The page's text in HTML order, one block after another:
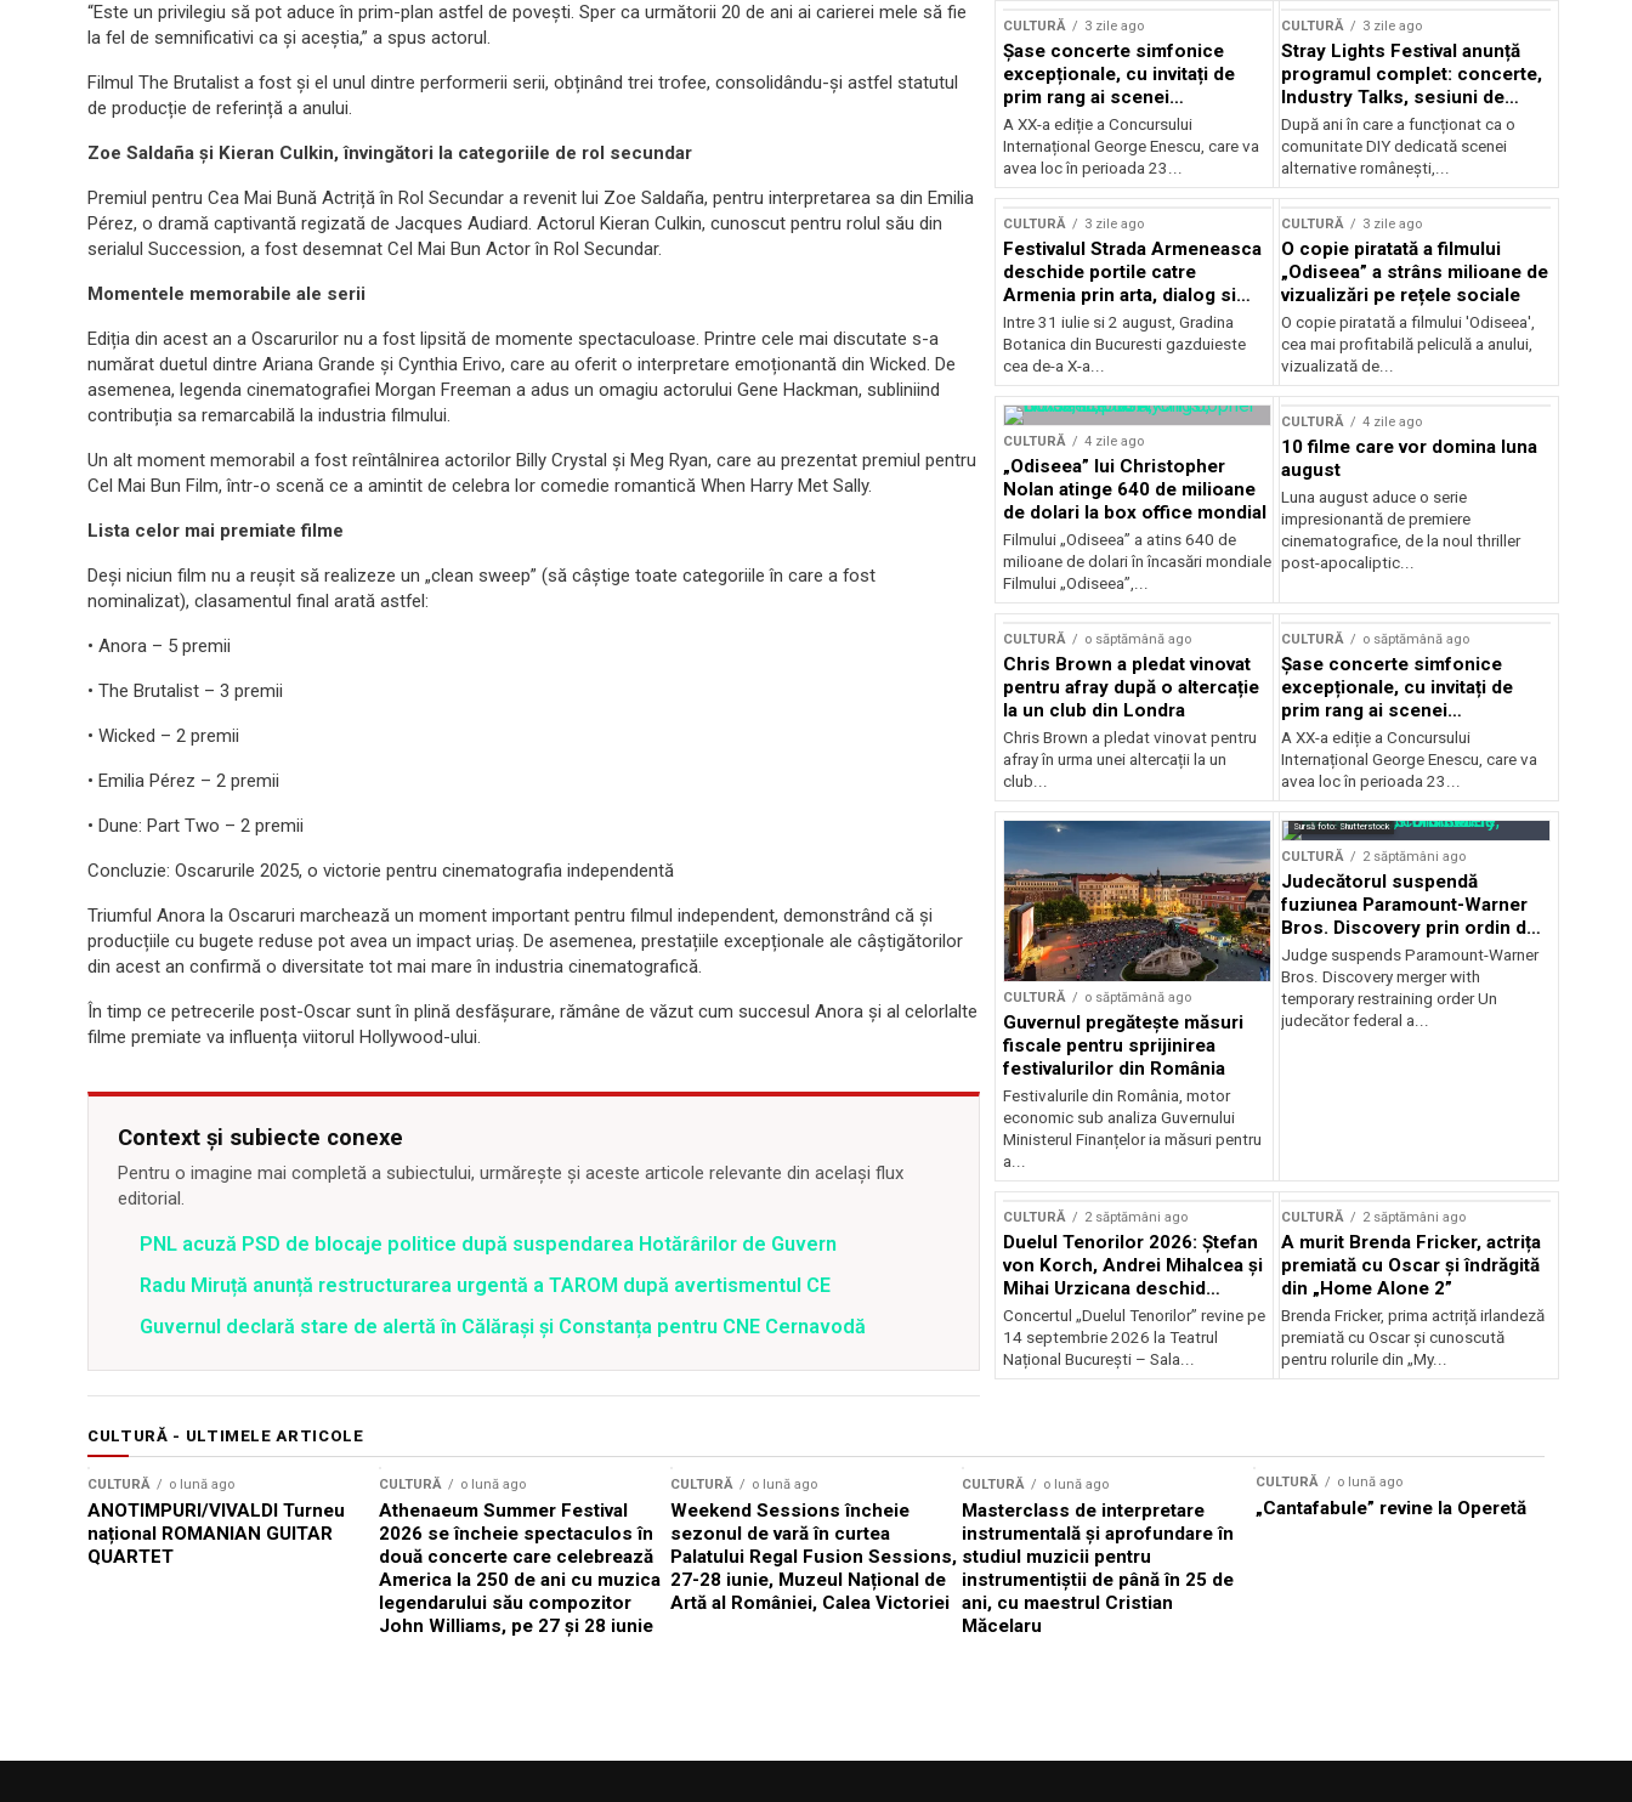
“Este un privilegiu să pot aduce în prim-plan astfel de povești. Sper ca următorii 20 de ani ai carierei mele să fie
la fel de semnificativi ca și aceștia,” a spus actorul.
Filmul The Brutalist a fost și el unul dintre performerii serii, obținând trei trofee, consolidându-și astfel statutul
de producție de referință a anului.
Zoe Saldaña și Kieran Culkin, învingători la categoriile de rol secundar
Premiul pentru Cea Mai Bună Actriță în Rol Secundar a revenit lui Zoe Saldaña, pentru interpretarea sa din Emilia
Pérez, o dramă captivantă regizată de Jacques Audiard. Actorul Kieran Culkin, cunoscut pentru rolul său din
serialul Succession, a fost desemnat Cel Mai Bun Actor în Rol Secundar.
Momentele memorabile ale serii
Ediția din acest an a Oscarurilor nu a fost lipsită de momente spectaculoase. Printre cele mai discutate s-a
numărat duetul dintre Ariana Grande și Cynthia Erivo, care au oferit o interpretare emoționantă din Wicked. De
asemenea, legenda cinematografiei Morgan Freeman a adus un omagiu actorului Gene Hackman, subliniind
contribuția sa remarcabilă la industria filmului.
Un alt moment memorabil a fost reîntâlnirea actorilor Billy Crystal și Meg Ryan, care au prezentat premiul pentru
Cel Mai Bun Film, într-o scenă ce a amintit de celebra lor comedie romantică When Harry Met Sally.
Lista celor mai premiate filme
Deși niciun film nu a reușit să realizeze un „clean sweep” (să câștige toate categoriile în care a fost
nominalizat), clasamentul final arată astfel:
• Anora – 5 premii
• The Brutalist – 3 premii
• Wicked – 2 premii
• Emilia Pérez – 2 premii
• Dune: Part Two – 2 premii
Concluzie: Oscarurile 2025, o victorie pentru cinematografia independentă
Triumful Anora la Oscaruri marchează un moment important pentru filmul independent, demonstrând că și
producțiile cu bugete reduse pot avea un impact uriaș. De asemenea, prestațiile excepționale ale câștigătorilor
din acest an confirmă o diversitate tot mai mare în industria cinematografică.
În timp ce petrecerile post-Oscar sunt în plină desfășurare, rămâne de văzut cum succesul Anora și al celorlalte
filme premiate va influența viitorul Hollywood-ului.
Context și subiecte conexe
Pentru o imagine mai completă a subiectului, urmărește și aceste articole relevante din același flux
editorial.
PNL acuză PSD de blocaje politice după suspendarea Hotărârilor de Guvern
Radu Miruță anunță restructurarea urgentă a TAROM după avertismentul CE
Guvernul declară stare de alertă în Călărași și Constanța pentru CNE Cernavodă
CULTURĂ 3 zile ago
Șase concerte simfonice
excepționale, cu invitați de
prim rang ai scenei
internaționale și ansambluri
orchestrale românești de
prestigiu, în programul
Concursului Enescu 2026
A XX-a ediție a Concursului
Internațional George Enescu, care va
avea loc în perioada 23...
CULTURĂ 3 zile ago
Stray Lights Festival anunță
programul complet: concerte,
Industry Talks, sesiuni de
audiție și noi opțiuni de
participare pentru public
După ani în care a funcționat ca o
comunitate DIY dedicată scenei
alternative românești,...
CULTURĂ 3 zile ago
Festivalul Strada Armeneasca
deschide portile catre
Armenia prin arta, dialog si
patrimoniu, intre 31 iulie si 2
august, la Gradina Botanica din
Bucuresti
Intre 31 iulie si 2 august, Gradina
Botanica din Bucuresti gazduieste
cea de-a X-a...
CULTURĂ 3 zile ago
O copie piratată a filmului
„Odiseea” a strâns milioane de
vizualizări pe rețele sociale
O copie piratată a filmului 'Odiseea',
cea mai profitabilă peliculă a anului,
vizualizată de...
CULTURĂ 4 zile ago
„Odiseea” lui Christopher
Nolan atinge 640 de milioane
de dolari la box office mondial
Filmului „Odiseea” a atins 640 de
milioane de dolari în încasări mondiale
Filmului „Odiseea”,...
CULTURĂ 4 zile ago
10 filme care vor domina luna
august
Luna august aduce o serie
impresionantă de premiere
cinematografice, de la noul thriller
post-apocaliptic...
CULTURĂ o săptămână ago
Chris Brown a pledat vinovat
pentru afray după o altercație
la un club din Londra
Chris Brown a pledat vinovat pentru
afray în urma unei altercații la un
club...
CULTURĂ o săptămână ago
Șase concerte simfonice
excepționale, cu invitați de
prim rang ai scenei
internaționale și ansambluri
orchestrale românești de
prestigiu, în programul
Concursului Enescu 2026
A XX-a ediție a Concursului
Internațional George Enescu, care va
avea loc în perioada 23...
CULTURĂ o săptămână ago
Guvernul pregătește măsuri
fiscale pentru sprijinirea
festivalurilor din România
Festivalurile din România, motor
economic sub analiza Guvernului
Ministerul Finanțelor ia măsuri pentru
a...
Sursă foto: Shutterstock
CULTURĂ 2 săptămâni ago
Judecătorul suspendă
fuziunea Paramount-Warner
Bros. Discovery prin ordin de
restricție temporară
Judge suspends Paramount-Warner
Bros. Discovery merger with
temporary restraining order Un
judecător federal a...
CULTURĂ 2 săptămâni ago
Duelul Tenorilor 2026: Ștefan
von Korch, Andrei Mihalcea și
Mihai Urzicana deschid
stagiunea Musical
Extravaganza la TNB
Concertul „Duelul Tenorilor” revine pe
14 septembrie 2026 la Teatrul
Național București – Sala...
CULTURĂ 2 săptămâni ago
A murit Brenda Fricker, actrița
premiată cu Oscar și îndrăgită
din „Home Alone 2”
Brenda Fricker, prima actriță irlandeză
premiată cu Oscar și cunoscută
pentru rolurile din „My...
CULTURĂ - ULTIMELE ARTICOLE
CULTURĂ o lună ago
ANOTIMPURI/VIVALDI Turneu
național ROMANIAN GUITAR
QUARTET
CULTURĂ o lună ago
Athenaeum Summer Festival
2026 se încheie spectaculos în
două concerte care celebrează
America la 250 de ani cu muzica
legendarului său compozitor
John Williams, pe 27 și 28 iunie
CULTURĂ o lună ago
Weekend Sessions încheie
sezonul de vară în curtea
Palatului Regal Fusion Sessions,
27-28 iunie, Muzeul Național de
Artă al României, Calea Victoriei
CULTURĂ o lună ago
Masterclass de interpretare
instrumentală și aprofundare în
studiul muzicii pentru
instrumentiștii de până în 25 de
ani, cu maestrul Cristian
Măcelaru
CULTURĂ o lună ago
„Cantafabule” revine la Operetă